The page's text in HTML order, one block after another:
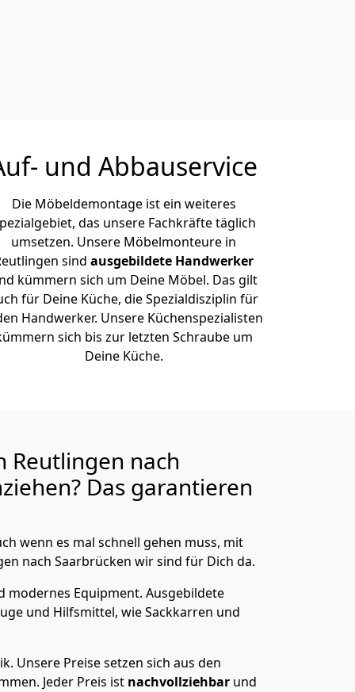
und Abbauservice
Die Möbeldemontage ist ein weiteres
das unsere Fachkräfte täglich
umsetzen. Unsere Möbelmonteure in
sind ausgebildete Handwerker
kümmern sich um Deine Möbel. Das gilt
für Deine Küche, die Spezialdisziplin für
Handwerker. Unsere Küchenspezialisten
sich bis zur letzten Schraube um
Deine Küche.
Reutlingen nach
Das garantieren
wenn es mal schnell gehen muss, mit
nach Saarbrücken wir sind für Dich da.
modernes Equipment. Ausgebildete
und Hilfsmittel, wie Sackkarren und
Unsere Preise setzen sich aus den
Jeder Preis ist nachvollziehbar und